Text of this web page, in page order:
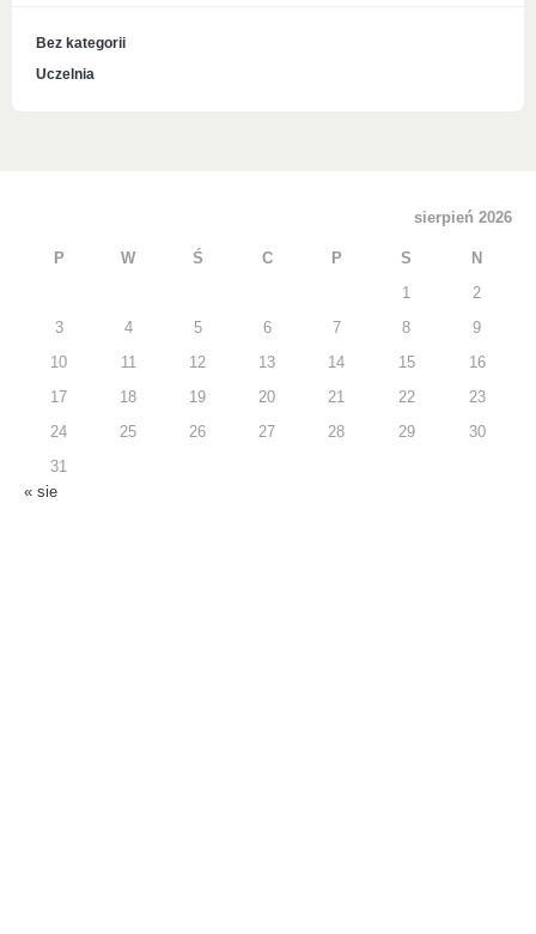
Bez kategorii
Uczelnia
sierpień 2026
P W Ś C P S N
1 2
3 4 5 6 7 8 9
10 11 12 13 14 15 16
17 18 19 20 21 22 23
24 25 26 27 28 29 30
31
« sie